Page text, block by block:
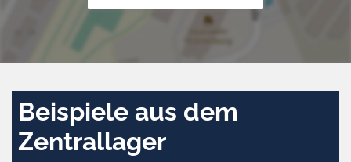
Beispiele aus dem
Zentrallager